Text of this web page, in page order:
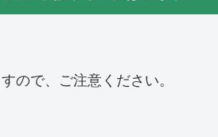
ので、ご注意ください。